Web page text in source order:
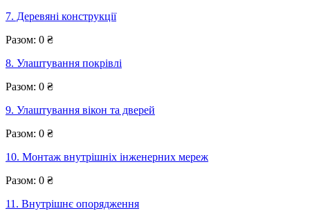
7. Деревяні конструкції
Разом: 0 ₴
8. Улаштування покрівлі
Разом: 0 ₴
9. Улаштування вікон та дверей
Разом: 0 ₴
10. Монтаж внутрішніх інженерних мереж
Разом: 0 ₴
11. Внутрішнє опорядження